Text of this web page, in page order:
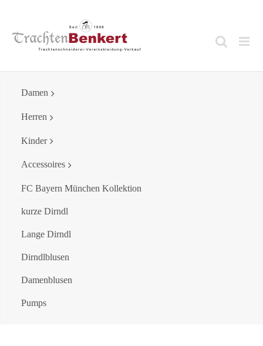
content
Damen
Herren
Kinder
Accessoires
FC Bayern München Kollektion
kurze Dirndl
Lange Dirndl
Dirndlblusen
Damenblusen
Pumps